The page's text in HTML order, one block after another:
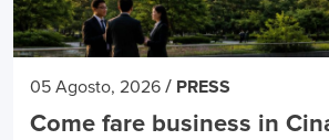
05 Agosto, 2026 / PRESS
Come fare business in